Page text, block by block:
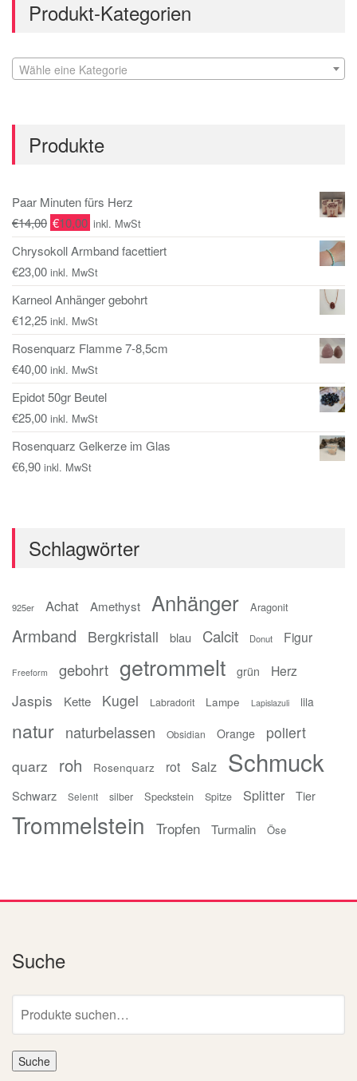
Produkt-Kategorien
Wähle eine Kategorie
Produkte
Paar Minuten fürs Herz
€14,00 €10,00 inkl. MwSt
Chrysokoll Armband facettiert
€23,00 inkl. MwSt
Karneol Anhänger gebohrt
€12,25 inkl. MwSt
Rosenquarz Flamme 7-8,5cm
€40,00 inkl. MwSt
Epidot 50gr Beutel
€25,00 inkl. MwSt
Rosenquarz Gelkerze im Glas
€6,90 inkl. MwSt
Schlagwörter
925er Achat Amethyst Anhänger Aragonit
Armband Bergkristall blau Calcit Donut Figur
Freeform gebohrt getrommelt grün Herz
Jaspis Kette Kugel Labradorit Lampe Lapislazuli lila
natur naturbelassen Obsidian Orange
poliert
quarz
roh Rosenquarz rot Salz Schmuck
Schwarz Selenit silber Speckstein Spitze Splitter Tier
Trommelstein Tropfen Turmalin Öse
Suche
nach:
Suche